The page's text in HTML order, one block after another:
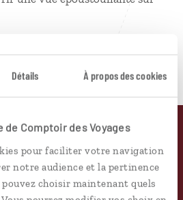
Détails À propos des cookies
Comptoir des Voyages
pour faciliter votre navigation
notre audience et la pertinence
choisir maintenant quels
voyager avec
nous